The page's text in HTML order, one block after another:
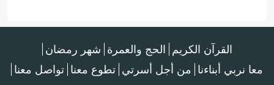
القرآن الكريم الحج والعمرة شهر رمضان
معا نربي أبناءنا من أجل أسرتي تطوع معنا تواصل معنا